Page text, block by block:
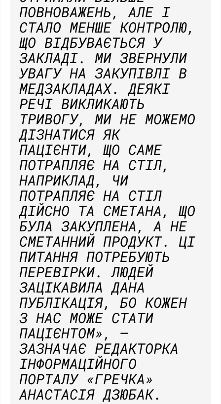
ПОВНОВАЖЕНЬ, АЛЕ І
СТАЛО МЕНШЕ КОНТРОЛЮ,
ЩО ВІДБУВАЄТЬСЯ У
ЗАКЛАДІ. МИ ЗВЕРНУЛИ
УВАГУ НА ЗАКУПІВЛІ В
МЕДЗАКЛАДАХ. ДЕЯКІ
РЕЧІ ВИКЛИКАЮТЬ
ТРИВОГУ, МИ НЕ МОЖЕМО
ДІЗНАТИСЯ ЯК
ПАЦІЄНТИ, ЩО САМЕ
ПОТРАПЛЯЄ НА СТІЛ,
НАПРИКЛАД, ЧИ
ПОТРАПЛЯЄ НА СТІЛ
ДІЙСНО ТА СМЕТАНА, ЩО
БУЛА ЗАКУПЛЕНА, А НЕ
СМЕТАННИЙ ПРОДУКТ. ЦІ
ПИТАННЯ ПОТРЕБУЮТЬ
ПЕРЕВІРКИ. ЛЮДЕЙ
ЗАЦІКАВИЛА ДАНА
ПУБЛІКАЦІЯ, БО КОЖЕН
З НАС МОЖЕ СТАТИ
ПАЦІЄНТОМ», –
ЗАЗНАЧАЄ РЕДАКТОРКА
ІНФОРМАЦІЙНОГО
ПОРТАЛУ «ГРЕЧКА»
АНАСТАСІЯ ДЗЮБАК.